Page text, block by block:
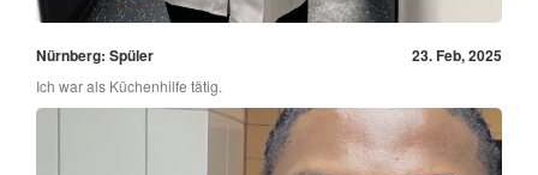
Nürnberg: Spüler 23. Feb, 2025
Ich war als Küchenhilfe tätig.